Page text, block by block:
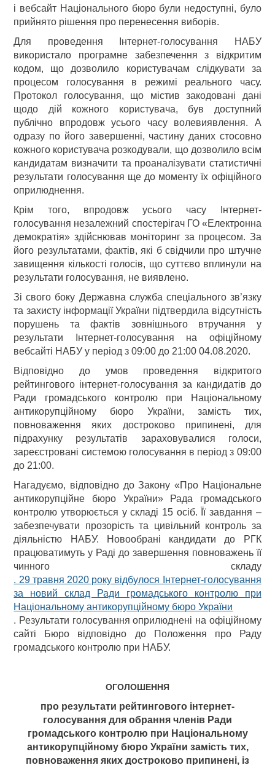
і вебсайт Національного бюро були недоступні, було
прийнято рішення про перенесення виборів.
Для проведення Інтернет-голосування НАБУ
використало програмне забезпечення з відкритим
кодом, що дозволило користувачам слідкувати за
процесом голосування в режимі реального часу.
Протокол голосування, що містив закодовані дані
щодо дій кожного користувача, був доступний
публічно впродовж усього часу волевиявлення. А
одразу по його завершенні, частину даних стосовно
кожного користувача розкодували, що дозволило всім
кандидатам визначити та проаналізувати статистичні
результати голосування ще до моменту їх офіційного
оприлюднення.
Крім того, впродовж усього часу Інтернет-
голосування незалежний спостерігач ГО «Електронна
демократія» здійснював моніторинг за процесом. За
його результатами, фактів, які б свідчили про штучне
завищення кількості голосів, що суттєво вплинули на
результати голосування, не виявлено.
Зі свого боку Державна служба спеціального зв’язку
та захисту інформації України підтвердила відсутність
порушень та фактів зовнішнього втручання у
результати Інтернет-голосування на офіційному
вебсайті НАБУ у період з 09:00 до 21:00 04.08.2020.
Відповідно до умов проведення відкритого
рейтингового інтернет-голосування за кандидатів до
Ради громадського контролю при Національному
антикорупційному бюро України, замість тих,
повноваження яких достроково припинені, для
підрахунку результатів зараховувалися голоси,
зареєстровані системою голосування в період з 09:00
до 21:00.
Нагадуємо, відповідно до Закону «Про Національне
антикорупційне бюро України» Рада громадського
контролю утворюється у складі 15 осіб. Її завдання –
забезпечувати прозорість та цивільний контроль за
діяльністю НАБУ. Новообрані кандидати до РГК
працюватимуть у Раді до завершення повноважень її
чинного складу
. 29 травня 2020 року відбулося Інтернет-голосування
за новий склад Ради громадського контролю при
Національному антикорупційному бюро України
. Результати голосування оприлюднені на офіційному
сайті Бюро відповідно до Положення про Раду
громадського контролю при НАБУ.
ОГОЛОШЕННЯ
про результати рейтингового інтернет-
голосування для обрання членів Ради
громадського контролю при Національному
антикорупційному бюро України замість тих,
повноваження яких достроково припинені, із